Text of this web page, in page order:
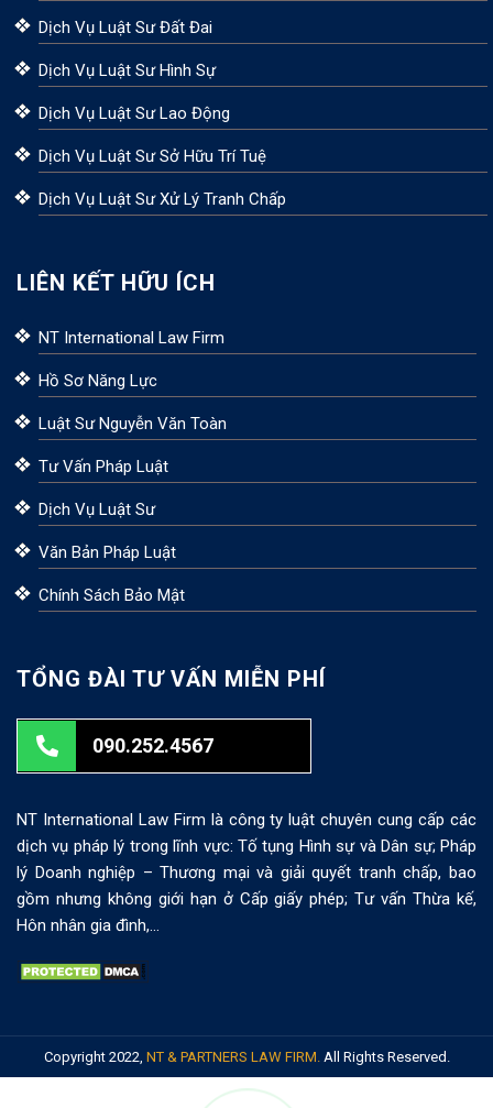
Dịch Vụ Luật Sư Đất Đai
Dịch Vụ Luật Sư Hình Sự
Dịch Vụ Luật Sư Lao Động
Dịch Vụ Luật Sư Sở Hữu Trí Tuệ
Dịch Vụ Luật Sư Xử Lý Tranh Chấp
LIÊN KẾT HỮU ÍCH
NT International Law Firm
Hồ Sơ Năng Lực
Luật Sư Nguyễn Văn Toàn
Tư Vấn Pháp Luật
Dịch Vụ Luật Sư
Văn Bản Pháp Luật
Chính Sách Bảo Mật
TỔNG ĐÀI TƯ VẤN MIỄN PHÍ
090.252.4567
NT International Law Firm là công ty luật chuyên cung cấp các
dịch vụ pháp lý trong lĩnh vực: Tố tụng Hình sự và Dân sự; Pháp
lý Doanh nghiệp – Thương mại và giải quyết tranh chấp, bao
gồm nhưng không giới hạn ở Cấp giấy phép; Tư vấn Thừa kế,
Hôn nhân gia đình,…
Copyright 2022, NT & PARTNERS LAW FIRM.All Rights Reserved.